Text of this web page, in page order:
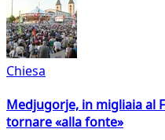
Chiesa
Medjugorje, in migliaia al
tornare «alla fonte»